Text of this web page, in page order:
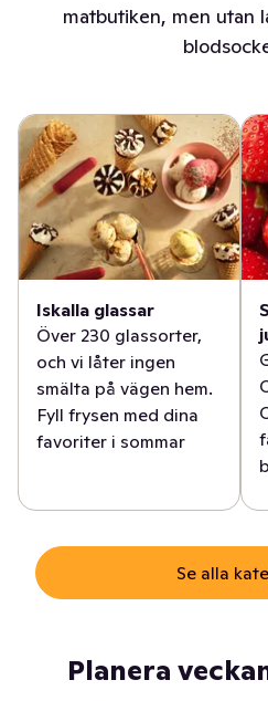
matbutiken, men utan
Iskalla glassar
Över 230 glassorter,
och vi låter ingen
smälta på vägen hem.
Fyll frysen med dina
favoriter i sommar
Se alla
Planera